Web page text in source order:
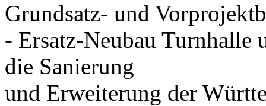
Grundsatz- und
- Ersatz-Neubau Turnhalle
die Sanierung
und Erweiterung der